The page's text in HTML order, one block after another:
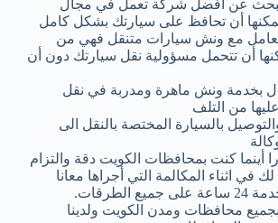
تبحث عن أفضل شركة تعمل في مجال
أن تحافظ على سيارتك بشكل كامل
مع ونش سيارات متنقل فهي من
أن تتحمل مسؤولية نقل سيارتك دون أن
بخدمة ونش ماهرة ومدربة في نقل
من التلف
بالسيارة المختصة بالنقل الى
أينما كنت بمحافظات الكويت دقة والتزام
في اثناء المكالمة التي أجراها معانا
محافظات ومدن الكويت ولدينا